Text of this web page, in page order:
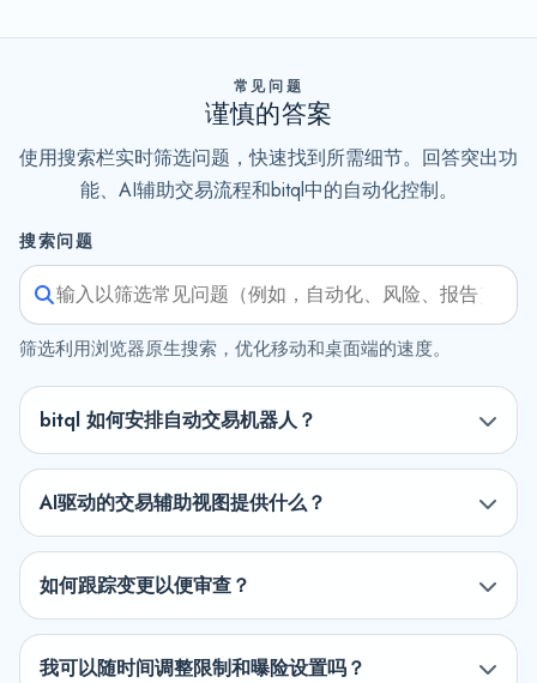
常见问题
谨慎的答案
使用搜索栏实时筛选问题，快速找到所需细节。回答突出功
能、AI辅助交易流程和bitql中的自动化控制。
搜索问题
筛选利用浏览器原生搜索，优化移动和桌面端的速度。
bitql 如何安排自动交易机器人？
AI驱动的交易辅助视图提供什么？
如何跟踪变更以便审查？
我可以随时间调整限制和曝险设置吗？